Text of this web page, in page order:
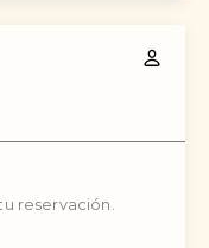
reservación.